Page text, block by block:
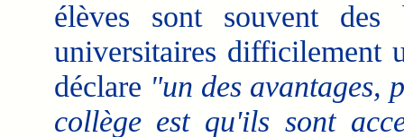
élèves sont souvent
universitaires difficilement
déclare "un des avantages,
collège est qu'ils sont